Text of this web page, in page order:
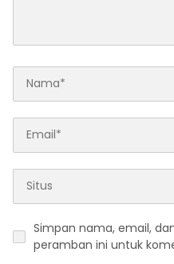
Simpan nama, email,
peramban ini untuk